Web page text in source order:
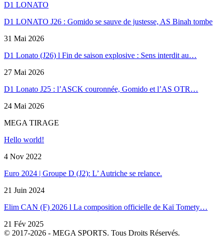
D1 LONATO
D1 LONATO J26 : Gomido se sauve de justesse, AS Binah tombe
31 Mai 2026
D1 Lonato (J26) l Fin de saison explosive : Sens interdit au…
27 Mai 2026
D1 Lonato J25 : l’ASCK couronnée, Gomido et l’AS OTR…
24 Mai 2026
MEGA TIRAGE
Hello world!
4 Nov 2022
Euro 2024 | Groupe D (J2): L’ Autriche se relance.
21 Juin 2024
Elim CAN (F) 2026 l La composition officielle de Kaï Tomety…
21 Fév 2025
© 2017-2026 - MEGA SPORTS. Tous Droits Réservés.